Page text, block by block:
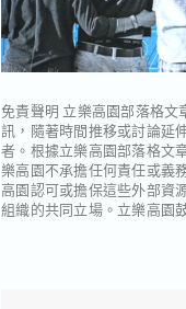
免責聲明 立樂高園部落格文
訊，隨著時間推移或討論延
者。根據立樂高園部落格文
樂高園不承擔任何責任或義
高園認可或擔保這些外部資
組織的共同立場。立樂高園